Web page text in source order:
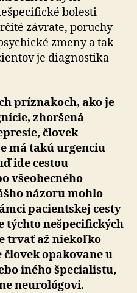
bolesti
závrate, poruchy
zmeny a tak
je diagnostika
príznakoch, ako je
zhoršená
človek
má takú urgenciu
ide cestou
všeobecného
názoru mohlo
pacientskej cesty
týchto nešpecifických
trvať až niekoľko
opakovane u
iného špecialistu,
neurológovi.